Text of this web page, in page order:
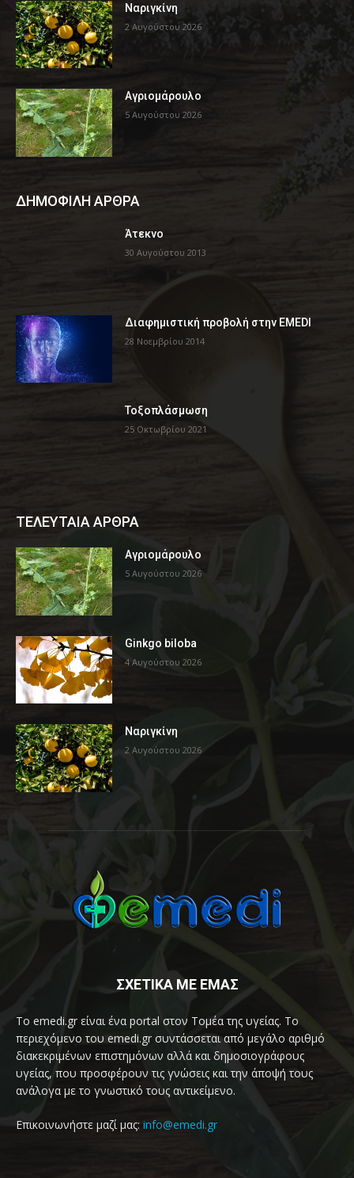
Ναριγκίνη
2 Αυγούστου 2026
Αγριομάρουλο
5 Αυγούστου 2026
ΔΗΜΟΦΙΛΗ ΑΡΘΡΑ
Άτεκνο
30 Αυγούστου 2013
Διαφημιστική προβολή στην EMEDI
28 Νοεμβρίου 2014
Τοξοπλάσμωση
25 Οκτωβρίου 2021
ΤΕΛΕΥΤΑΙΑ ΑΡΘΡΑ
Αγριομάρουλο
5 Αυγούστου 2026
Ginkgo biloba
4 Αυγούστου 2026
Ναριγκίνη
2 Αυγούστου 2026
ΣΧΕΤΙΚΑ ΜΕ ΕΜΑΣ
Το emedi.gr είναι ένα portal στον Τομέα της υγείας. Το
περιεχόμενο του emedi.gr συντάσσεται από μεγάλο αριθμό
διακεκριμένων επιστημόνων αλλά και δημοσιογράφους
υγείας, που προσφέρουν τις γνώσεις και την άποψή τους
ανάλογα με το γνωστικό τους αντικείμενο.
Επικοινωνήστε μαζί μας: info@emedi.gr